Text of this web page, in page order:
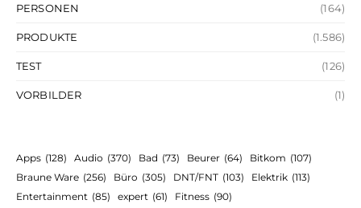
PERSONEN (164)
PRODUKTE (1.586)
TEST (126)
VORBILDER (1)
Apps (128) Audio (370) Bad (73) Beurer (64) Bitkom (107)
Braune Ware (256) Büro (305) DNT/FNT (103) Elektrik (113)
Entertainment (85) expert (61) Fitness (90)